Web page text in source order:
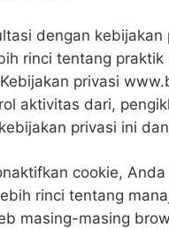
dengan
rinci tentang
privasi
aktivitas dari,
privasi ini
cookie,
rinci tentang
masing-masing